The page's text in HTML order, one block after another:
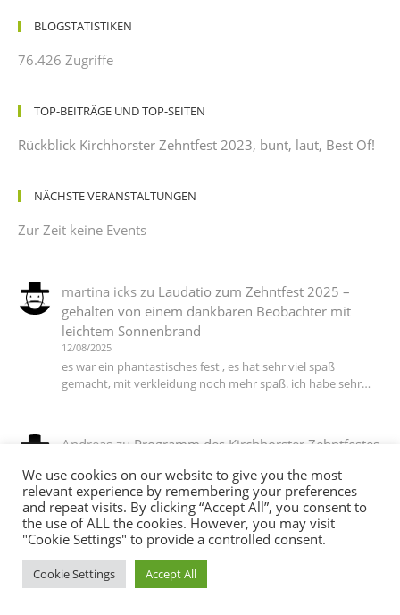
BLOGSTATISTIKEN
76.426 Zugriffe
TOP-BEITRÄGE UND TOP-SEITEN
Rückblick Kirchhorster Zehntfest 2023, bunt, laut, Best Of!
NÄCHSTE VERANSTALTUNGEN
Zur Zeit keine Events
martina ickszu Laudatio zum Zehntfest 2025 –
gehalten von einem dankbaren Beobachter mit
leichtem Sonnenbrand
12/08/2025
es war ein phantastisches fest , es hat sehr viel spaß
gemacht, mit verkleidung noch mehr spaß. ich habe sehr…
Andreas zu Programm des Kirchhorster Zehntfestes
06/07/2025
DJ T Ein Dank an alle die dieses wieder möglich gemacht
haben :-))
martina icks zuDas Motto steht, die Planungen
We use cookies on our website to give you the most
relevant experience by remembering your preferences
and repeat visits. By clicking “Accept All”, you consent to
the use of ALL the cookies. However, you may visit
"Cookie Settings" to provide a controlled consent.
Cookie Settings Accept All